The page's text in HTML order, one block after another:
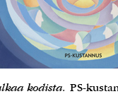
kodista. PS-